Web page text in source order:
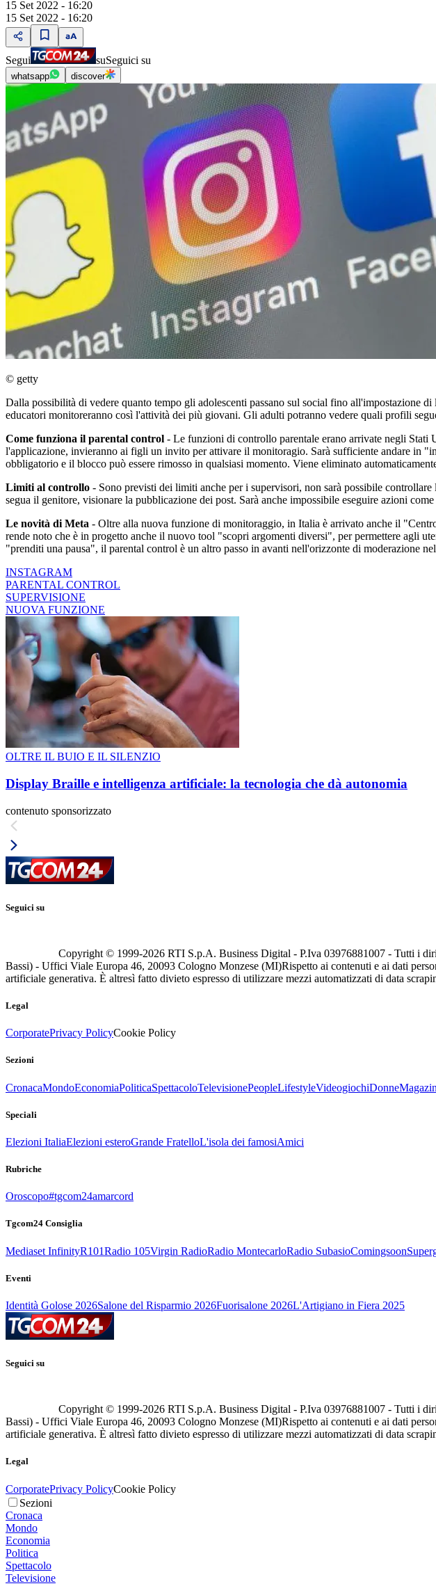
15 Set 2022 - 16:20
15 Set 2022 - 16:20
Segui suSeguici su
whatsapp discover
© getty
Dalla possibilità di vedere quanto tempo gli adolescenti passano sul social fino all'impostazione
educatori monitoreranno così l'attività dei più giovani. Gli adulti potranno vedere quali profili
Come funziona il parental control - Le funzioni di controllo parentale erano arrivate negli
l'applicazione, invieranno ai figli un invito per attivare il monitoragio. Sarà sufficiente andare in
obbligatorio e il blocco può essere rimosso in qualsiasi momento. Viene eliminato
Limiti al controllo - Sono previsti dei limiti anche per i supervisori, non sarà possibile
segua il genitore, visionare la pubblicazione dei post. Sarà anche impossibile eseguire azioni
Le novità di Meta - Oltre alla nuova funzione di monitoraggio, in Italia è arrivato anche il
rende noto che è in progetto anche il nuovo tool "scopri argomenti diversi", per permettere agli
"prenditi una pausa", il parental control è un altro passo in avanti nell'orizzonte di moderazione
INSTAGRAM
PARENTAL CONTROL
SUPERVISIONE
NUOVA FUNZIONE
OLTRE IL BUIO E IL SILENZIO
Display Braille e intelligenza artificiale: la tecnologia che dà autonomia
contenuto sponsorizzato
Seguici su
Copyright © 1999-2026 RTI S.p.A. Business Digital - P.Iva 03976881007 - Tutti i
Bassi) - Uffici Viale Europa 46, 20093 Cologno Monzese (MI)Rispetto ai contenuti e ai dati
artificiale generativa. È altresì fatto divieto espresso di utilizzare mezzi automatizzati di data
Legal
CorporatePrivacy PolicyCookie Policy
Sezioni
CronacaMondoEconomiaPoliticaSpettacoloTelevisionePeopleLifestyleVideogiochiDonne
Speciali
Elezioni ItaliaElezioni esteroGrande FratelloL'isola dei famosiAmici
Rubriche
Oroscopo#tgcom24amarcord
Tgcom24 Consiglia
Mediaset InfinityR101Radio 105Virgin RadioRadio MontecarloRadio SubasioComingsoon
Eventi
Identità Golose 2026Salone del Risparmio 2026Fuorisalone 2026L'Artigiano in Fiera 2025
Seguici su
Copyright © 1999-2026 RTI S.p.A. Business Digital - P.Iva 03976881007 - Tutti i
Bassi) - Uffici Viale Europa 46, 20093 Cologno Monzese (MI)Rispetto ai contenuti e ai dati
artificiale generativa. È altresì fatto divieto espresso di utilizzare mezzi automatizzati di data
Legal
CorporatePrivacy PolicyCookie Policy
Sezioni
Cronaca
Mondo
Economia
Politica
Spettacolo
Televisione